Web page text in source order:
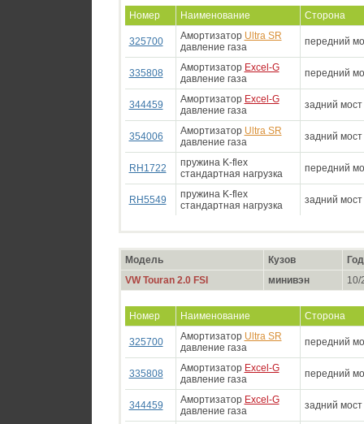
Номер Наименование Сторона
325700 Амортизатор Ultra SR
давление газа
передний
335808 Амортизатор Excel-G
давление газа
передний
344459 Амортизатор Excel-G
давление газа
задний мост
354006 Амортизатор Ultra SR
давление газа
задний мост
RH1722
пружина K-flex
стандартная нагрузка
передний
RH5549
пружина K-flex
стандартная нагрузка
задний мост
Модель Кузов
VW Touran 2.0 FSI
минивэн 10/
Номер Наименование Сторона
325700 Амортизатор Ultra SR
давление газа
передний
335808 Амортизатор Excel-G
давление газа
передний
344459 Амортизатор Excel-G
давление газа
задний мост